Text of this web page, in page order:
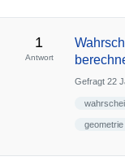
1
Antwort
Gefragt 22
geometrie